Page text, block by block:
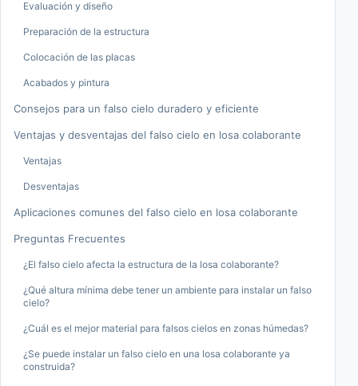
Evaluación y diseño
Preparación de la estructura
Colocación de las placas
Acabados y pintura
Consejos para un falso cielo duradero y eficiente
Ventajas y desventajas del falso cielo en losa colaborante
Ventajas
Desventajas
Aplicaciones comunes del falso cielo en losa colaborante
Preguntas Frecuentes
¿El falso cielo afecta la estructura de la losa colaborante?
¿Qué altura mínima debe tener un ambiente para instalar un falso
cielo?
¿Cuál es el mejor material para falsos cielos en zonas húmedas?
¿Se puede instalar un falso cielo en una losa colaborante ya
construida?